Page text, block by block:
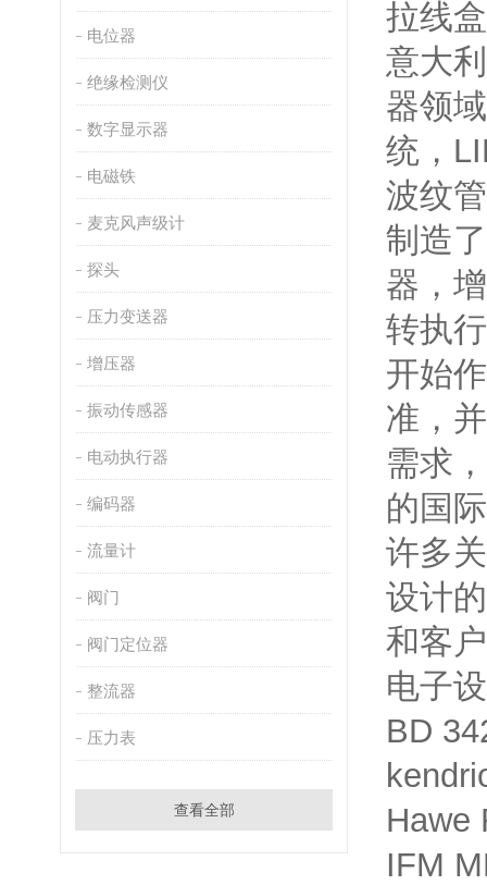
电位器
绝缘检测仪
数字显示器
电磁铁
麦克风声级计
探头
压力变送器
增压器
振动传感器
电动执行器
编码器
流量计
阀门
阀门定位器
整流器
压力表
查看全部
拉线
意大
器领
统，
波纹
制造
器，
转执
开始
准，
需求
的国
许多
设计
和客
电子
BD
Hawe
IFM